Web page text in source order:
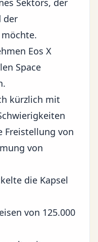
Sektors, der
der
Eos X
Space
kürzlich mit
von
von
die Kapsel
von 125.000